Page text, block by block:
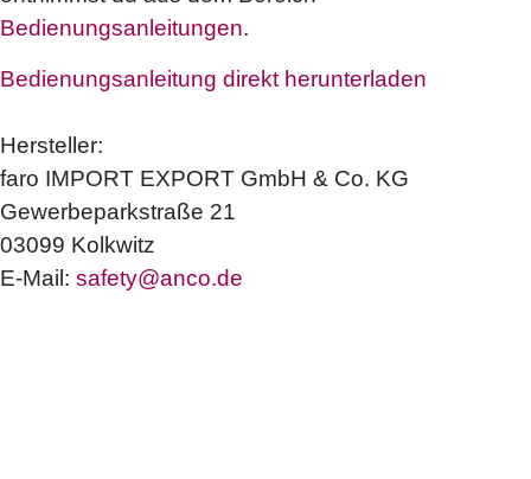
Bedienungsanleitungen.
Bedienungsanleitung direkt herunterladen
Hersteller:
faro IMPORT EXPORT GmbH & Co. KG
Gewerbeparkstraße 21
03099 Kolkwitz
E-Mail: safety@anco.de